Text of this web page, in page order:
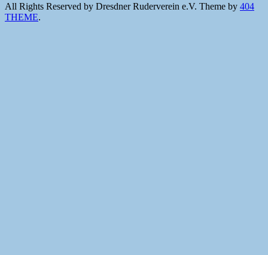
All Rights Reserved by Dresdner Ruderverein e.V. Theme by 404
THEME.